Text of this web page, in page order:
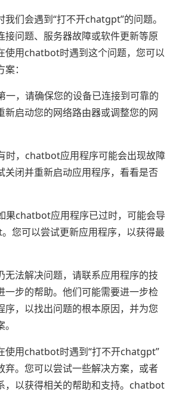
们会遇到“打不开chatgpt”的问题。
接问题、服务器故障或软件更新等原
使用chatbot时遇到这个问题，您可以
：
一，请确保您的设备已连接到可靠的
新启动您的网络路由器或调整您的网
时，chatbot应用程序可能会出现故障
关闭并重新启动应用程序，看看是否
果chatbot应用程序已过时，可能会导
您可以尝试更新应用程序，以获得最
无法解决问题，请联系应用程序的技
一步的帮助。他们可能需要进一步检
序，以找出问题的根本原因，并为您
使用chatbot时遇到“打不开chatgpt”
弃。您可以尝试一些解决方案，或者
，以获得相关的帮助和支持。chatbot